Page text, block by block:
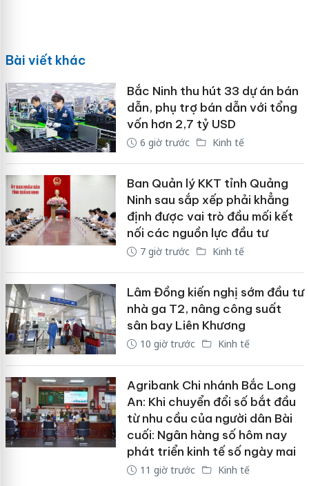
Bài viết khác
Bắc Ninh thu hút 33 dự án bán
dẫn, phụ trợ bán dẫn với tổng
vốn hơn 2,7 tỷ USD
6 giờ trước Kinh tế
Ban Quản lý KKT tỉnh Quảng
Ninh sau sắp xếp phải khẳng
định được vai trò đầu mối kết
nối các nguồn lực đầu tư
7 giờ trước Kinh tế
Lâm Đồng kiến nghị sớm đầu tư
nhà ga T2, nâng công suất
sân bay Liên Khương
10 giờ trước Kinh tế
Agribank Chi nhánh Bắc Long
An: Khi chuyển đổi số bắt đầu
từ nhu cầu của người dân Bài
cuối: Ngân hàng số hôm nay
phát triển kinh tế số ngày mai
11 giờ trước Kinh tế